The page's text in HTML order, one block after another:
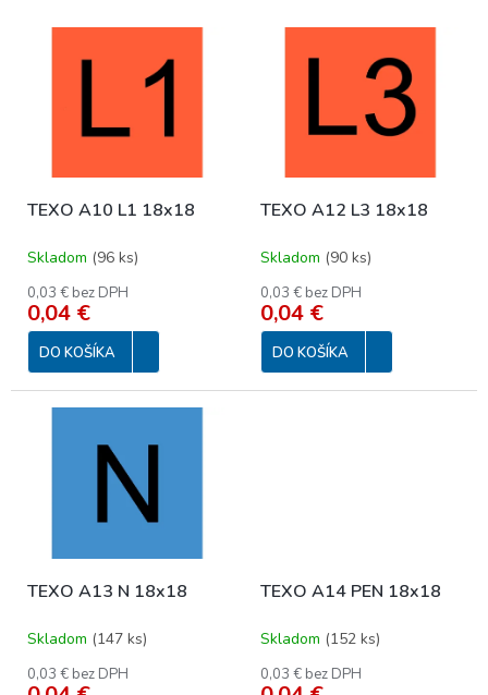
o
d
k
t
o
v
TEXO A10 L1 18x18
Skladom (96 ks)
0,03 € bez DPH
0,04 €
DO KOŠÍKA
TEXO A12 L3 18x18
Skladom (90 ks)
0,03 € bez DPH
0,04 €
DO KOŠÍKA
TEXO A13 N 18x18
Skladom (147 ks)
0,03 € bez DPH
TEXO A14 PEN 18x18
Skladom (152 ks)
0,03 € bez DPH